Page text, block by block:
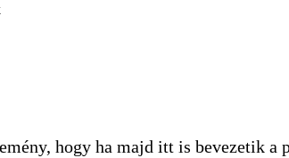
hogy ha majd itt is bevezetik a